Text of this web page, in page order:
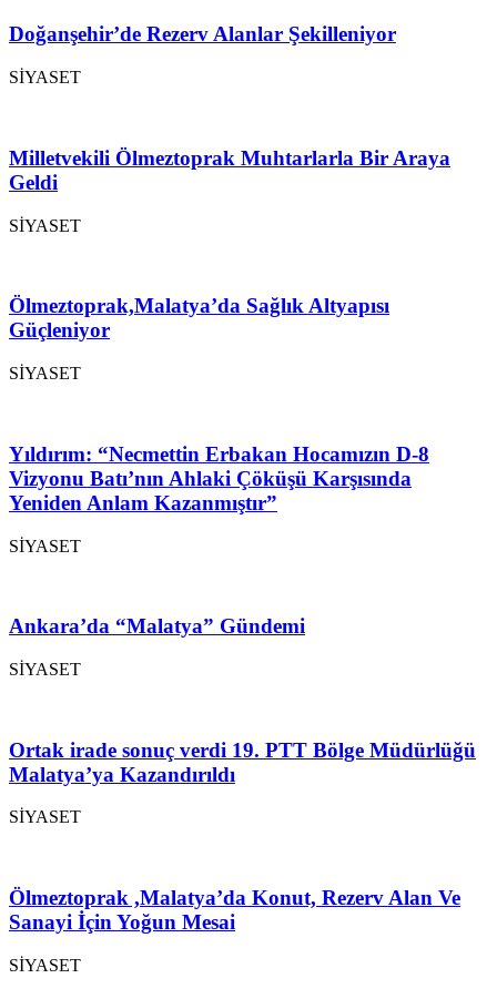
Doğanşehir’de Rezerv Alanlar Şekilleniyor
SİYASET
Milletvekili Ölmeztoprak Muhtarlarla Bir Araya
Geldi
SİYASET
Ölmeztoprak,Malatya’da Sağlık Altyapısı
Güçleniyor
SİYASET
Yıldırım: “Necmettin Erbakan Hocamızın D-8
Vizyonu Batı’nın Ahlaki Çöküşü Karşısında
Yeniden Anlam Kazanmıştır”
SİYASET
Ankara’da “Malatya” Gündemi
SİYASET
Ortak irade sonuç verdi 19. PTT Bölge Müdürlüğü
Malatya’ya Kazandırıldı
SİYASET
Ölmeztoprak ,Malatya’da Konut, Rezerv Alan Ve
Sanayi İçin Yoğun Mesai
SİYASET